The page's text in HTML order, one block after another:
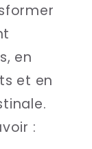
en
et en
: